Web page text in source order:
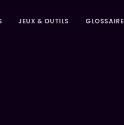
JEUX & OUTILS GLOSSAIRE